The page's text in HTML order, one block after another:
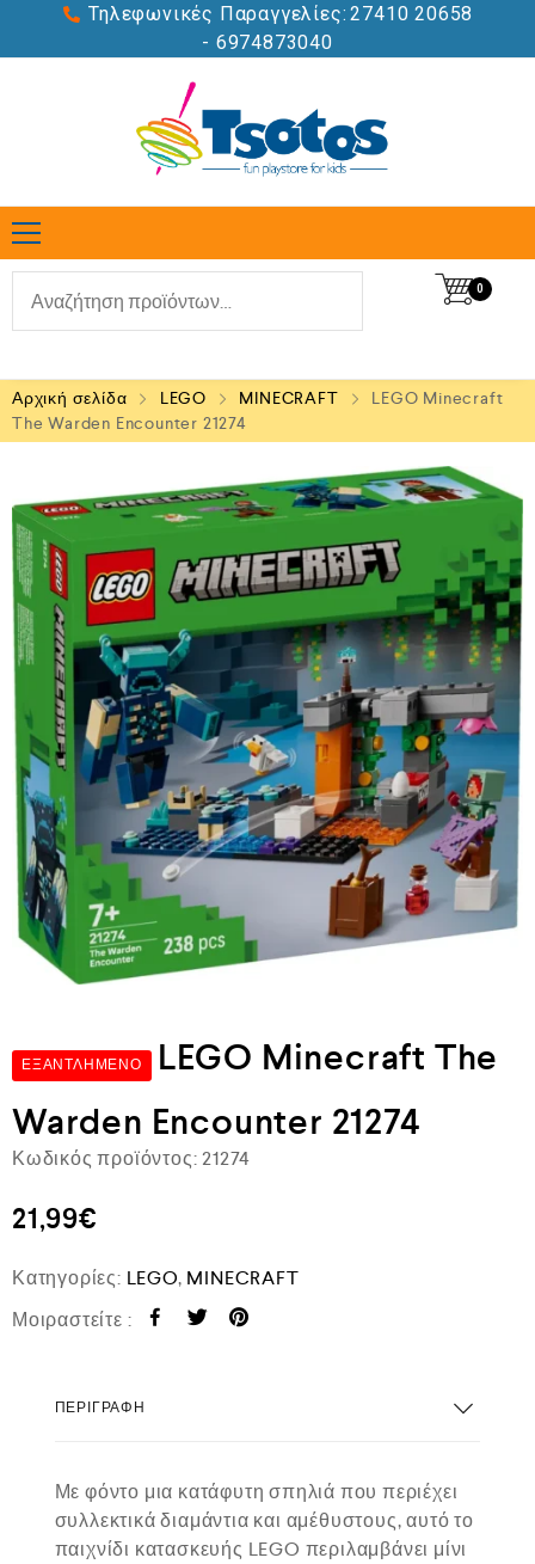
Τηλεφωνικές Παραγγελίες: 27410 20658
- 6974873040
0
Αρχική σελίδα LEGO MINECRAFT
LEGO Minecraft
The Warden Encounter 21274
ΕΞΑΝΤΛΗΜΈΝΟ
LEGO Minecraft The
Warden Encounter 21274
Κωδικός προϊόντος: 21274
21,99€
Κατηγορίες: LEGO, MINECRAFT
Μοιραστείτε :
ΠΕΡΙΓΡΑΦΉ
Με φόντο μια κατάφυτη σπηλιά που περιέχει
συλλεκτικά διαμάντια και αμέθυστους, αυτό το
παιχνίδι κατασκευής LEGO περιλαμβάνει μίνι